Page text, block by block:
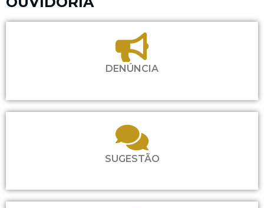
DENÚNCIA
SUGESTÃO